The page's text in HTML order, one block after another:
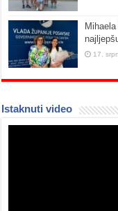
17.
Istaknuti video